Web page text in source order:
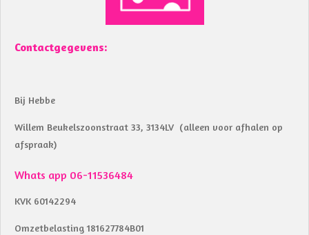
Contactgegevens:
Bij Hebbe
Willem Beukelszoonstraat 33, 3134LV (alleen voor afhalen op
afspraak)
Whats app 06-11536484
KVK 60142294
Omzetbelasting 181627784B01